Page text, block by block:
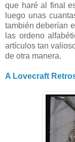
que haré al final
luego unas
también deberían
las ordeno
artículos tan
de otra manera.
A Lovecraft